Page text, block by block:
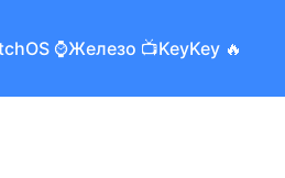
⌚️Железо 📺KeyKey 🔥